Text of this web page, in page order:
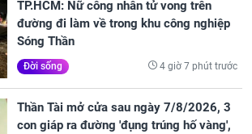
TP.HCM: Nữ công nhân tử vong trên
đường đi làm về trong khu công nghiệp
Sóng Thần
Đời sống 4 giờ 7 phút trước
Thần Tài mở cửa sau ngày 7/8/2026, 3
con giáp ra đường 'đụng trúng hố vàng',